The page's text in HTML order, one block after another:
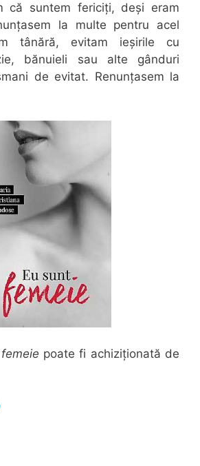
că suntem fericiți, deși eram
la multe pentru acel
tânără, evitam ieșirile cu
bănuieli sau alte gânduri
de evitat. Renunțasem la
poate fi achiziționată de